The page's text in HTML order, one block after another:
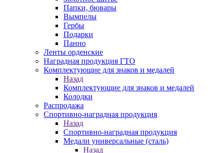
Папки, бювары
Вымпелы
Гербы
Подарки
Панно
Ленты орденские
Наградная продукция ГТО
Комплектующие для знаков и медалей
Назад
Комплектующие для знаков и медалей
Колодки
Распродажа
Спортивно-наградная продукция
Назад
Спортивно-наградная продукция
Медали универсальные (сталь)
Назад